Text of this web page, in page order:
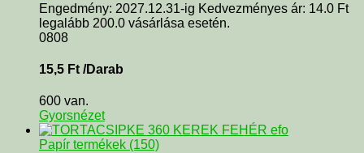
Engedmény: 2027.12.31-ig Kedvezményes ár: 14.0 Ft
legalább 200.0 vásárlása esetén.
0808
15,5 Ft /Darab
600 van.
Gyorsnézet
Papír termékek (150)